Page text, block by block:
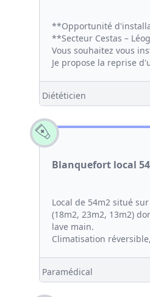
**Opportunité
**Secteur Cestas –
Vous souhaitez vous
Je propose la reprise
Diététicien
Blanquefort local
Local de 54m2 situé
(18m2, 23m2, 13m2)
lave main.
Climatisation
Paramédical